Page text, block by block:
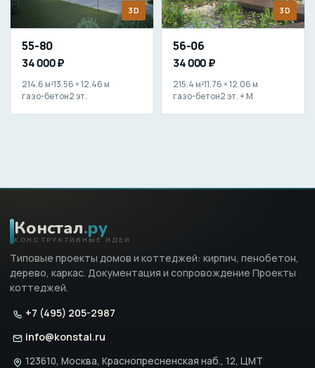
3D
55-80
34 000 ₽
214.6 м²13.56 × 12.46 м
газо-бетон2 эт.
3D
56-06
34 000 ₽
215.4 м²11.76 × 12.06 м
газо-бетон2 эт. + М
Констал.ру
КОНСТРУКТИВНЫЕ ИДЕИ
Типовые проекты домов и коттеджей: кирпич, пенобетон,
дерево, каркас. Документация и сопровождение Проекты
коттеджей.
+7 (495) 205-2987
info@konstal.ru
123610, Москва, Краснопресненская наб., 12, ЦМТ